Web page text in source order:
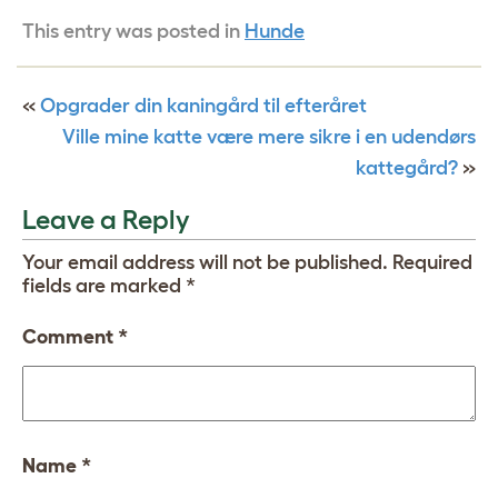
This entry was posted in Hunde
« Opgrader din kaningård til efteråret
Ville mine katte være mere sikre i en udendørs
kattegård? »
Leave a Reply
Your email address will not be published. Required
fields are marked *
Comment *
Name *